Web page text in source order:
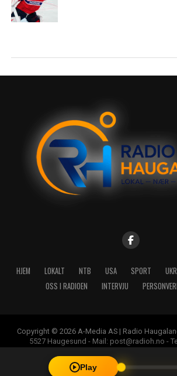
HJEM LOKALT NTB USA SPORT
OSS I RADIOEN
INTERVJU
Copyright © 2026 A-Media AS | Radio
5527 Haugesund - Mail: post@radioh.no -
Play